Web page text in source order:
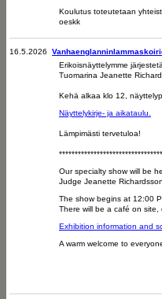
Koulutus toteutetaan
oeskk
16.5.2026
Erikoisnäyttelymme
Tuomarina Jeanette
Kehä alkaa klo 12,
Näyttelykirje- ja aikataulu.
Lämpimästi tervetuloa!
Our specialty show will be
Judge Jeanette
The show begins at 12:00
There will be a café on
Exhibition information and
A warm welcome to